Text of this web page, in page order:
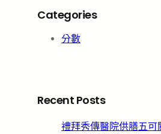
Categories
分數
Recent Posts
禮拜秀傳醫院供膳五可